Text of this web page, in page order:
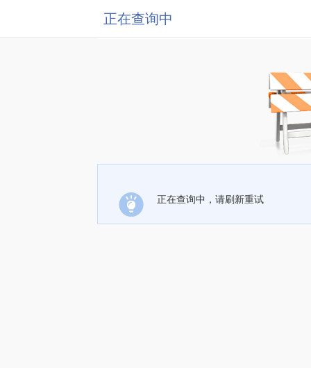
正在查询中
正在查询中，请刷新重试